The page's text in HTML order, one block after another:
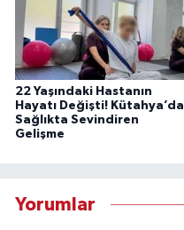
22 Yaşındaki Hastanın
Hayatı Değişti! Kütahya’da
Sağlıkta Sevindiren
Gelişme
Yorumlar